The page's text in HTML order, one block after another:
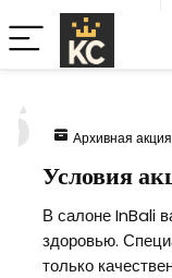
Архивная акция
Условия
В салоне InBali
здоровью.
только